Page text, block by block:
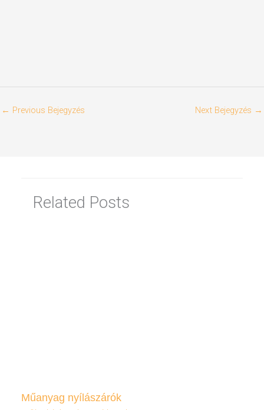
← Previous Bejegyzés Next Bejegyzés →
Related Posts
Műanyag nyílászárók